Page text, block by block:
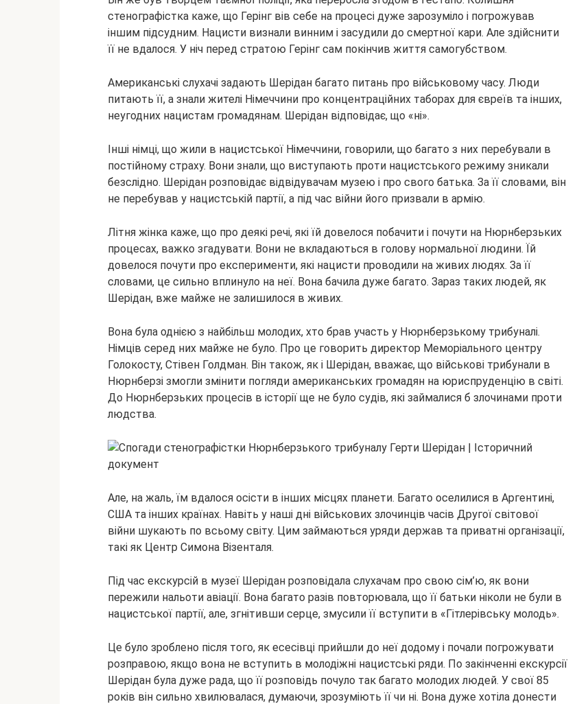
стенографістка каже, що Герінг вів себе на процесі дуже зарозуміло і погрожував
іншим підсудним. Нацисти визнали винним і засудили до смертної кари. Але здійснити
її не вдалося. У ніч перед стратою Герінг сам покінчив життя самогубством.
Американські слухачі задають Шерідан багато питань про військовому часу. Люди
питають її, а знали жителі Німеччини про концентраційних таборах для євреїв та інших,
неугодних нацистам громадянам. Шерідан відповідає, що «ні».
Інші німці, що жили в нацистської Німеччини, говорили, що багато з них перебували в
постійному страху. Вони знали, що виступають проти нацистського режиму зникали
безслідно. Шерідан розповідає відвідувачам музею і про свого батька. За її словами, він
не перебував у нацистській партії, а під час війни його призвали в армію.
Літня жінка каже, що про деякі речі, які їй довелося побачити і почути на Нюрнберзьких
процесах, важко згадувати. Вони не вкладаються в голову нормальної людини. Їй
довелося почути про експерименти, які нацисти проводили на живих людях. За її
словами, це сильно вплинуло на неї. Вона бачила дуже багато. Зараз таких людей, як
Шерідан, вже майже не залишилося в живих.
Вона була однією з найбільш молодих, хто брав участь у Нюрнберзькому трибуналі.
Німців серед них майже не було. Про це говорить директор Меморіального центру
Голокосту, Стівен Голдман. Він також, як і Шерідан, вважає, що військові трибунали в
Нюрнберзі змогли змінити погляди американських громадян на юриспруденцію в світі.
До Нюрнберзьких процесів в історії ще не було судів, які займалися б злочинами проти
людства.
Але, на жаль, їм вдалося осісти в інших місцях планети. Багато оселилися в Аргентині,
США та інших країнах. Навіть у наші дні військових злочинців часів Другої світової
війни шукають по всьому світу. Цим займаються уряди держав та приватні організації,
такі як Центр Симона Візенталя.
Під час екскурсій в музеї Шерідан розповідала слухачам про свою сім’ю, як вони
пережили нальоти авіації. Вона багато разів повторювала, що її батьки ніколи не були в
нацистської партії, але, згнітивши серце, змусили її вступити в «Гітлерівську молодь».
Це було зроблено після того, як есесівці прийшли до неї додому і почали погрожувати
розправою, якщо вона не вступить в молодіжні нацистські ряди. По закінченні екскурсії
Шерідан була дуже рада, що її розповідь почуло так багато молодих людей. У свої 85
років він сильно хвилювалася, думаючи, зрозуміють її чи ні. Вона дуже хотіла донести